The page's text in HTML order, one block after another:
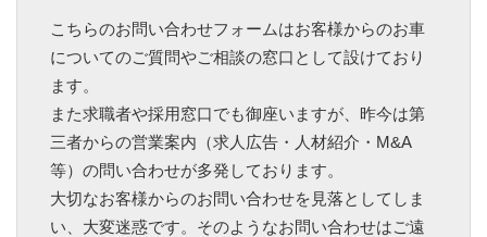
こちらのお問い合わせフォームはお客様からのお車
についてのご質問やご相談の窓口として設けており
ます。
また求職者や採用窓口でも御座いますが、昨今は第
三者からの営業案内（求人広告・人材紹介・M&A
等）の問い合わせが多発しております。
大切なお客様からのお問い合わせを見落としてしま
い、大変迷惑です。そのようなお問い合わせはご遠